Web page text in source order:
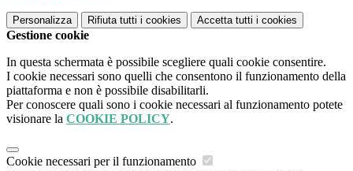
Personalizza Rifiuta tutti i cookies Accetta tutti i cookies
Gestione cookie
In questa schermata è possibile scegliere quali cookie consentire.
I cookie necessari sono quelli che consentono il funzionamento della
piattaforma e non è possibile disabilitarli.
Per conoscere quali sono i cookie necessari al funzionamento potete
visionare la COOKIE POLICY.
Cookie necessari per il funzionamento